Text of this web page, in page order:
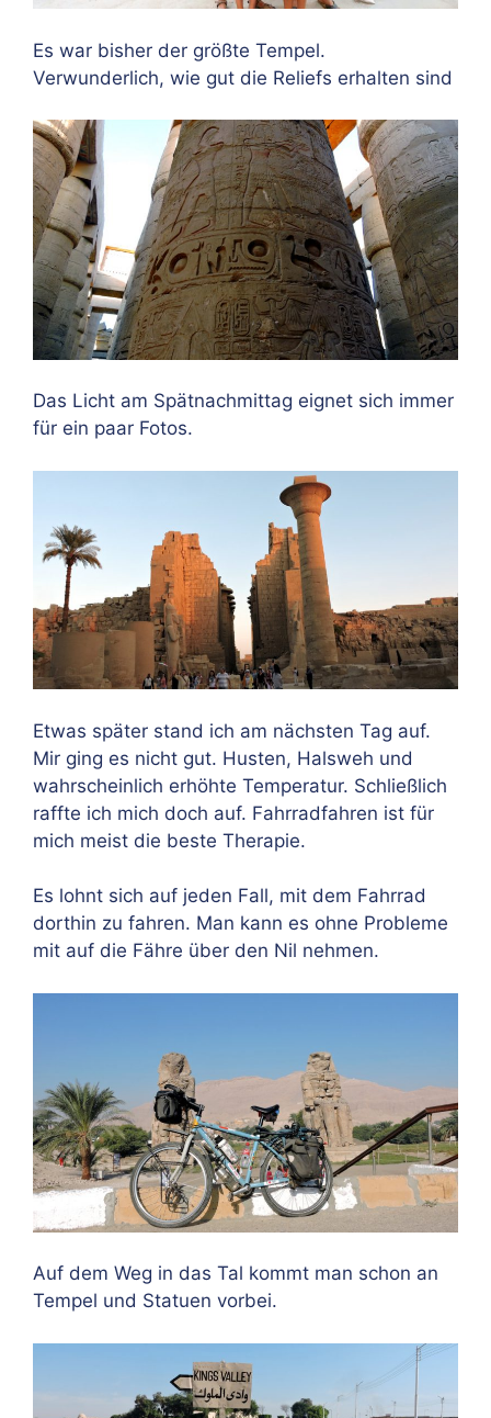
Es war bisher der größte Tempel.
Verwunderlich, wie gut die Reliefs erhalten sind
Das Licht am Spätnachmittag eignet sich immer
für ein paar Fotos.
Etwas später stand ich am nächsten Tag auf.
Mir ging es nicht gut. Husten, Halsweh und
wahrscheinlich erhöhte Temperatur. Schließlich
raffte ich mich doch auf. Fahrradfahren ist für
mich meist die beste Therapie.
Es lohnt sich auf jeden Fall, mit dem Fahrrad
dorthin zu fahren. Man kann es ohne Probleme
mit auf die Fähre über den Nil nehmen.
Auf dem Weg in das Tal kommt man schon an
Tempel und Statuen vorbei.